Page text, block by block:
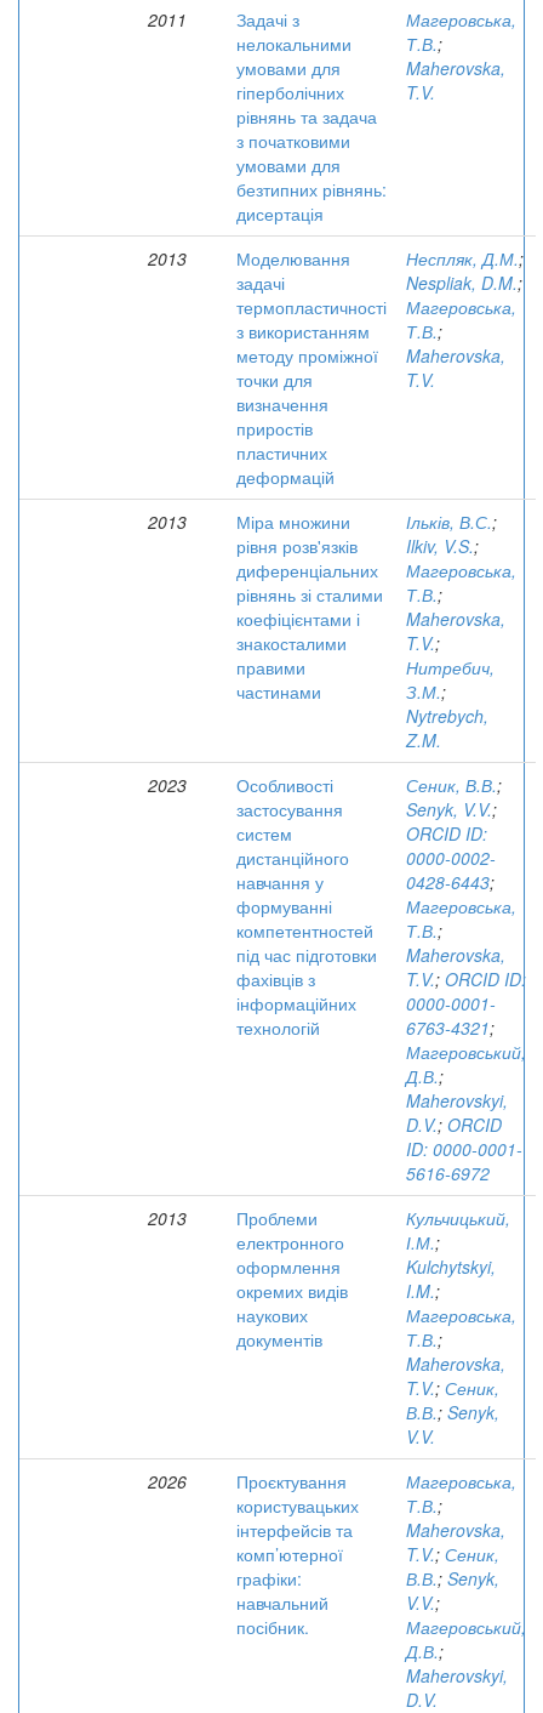
2011
Задачі з
нелокальними
умовами для
гіперболічних
рівнянь та задача
з початковими
умовами для
безтипних рівнянь:
дисертація
Магеровська,
Т.В.;
Maherovska,
T.V.
2013
Моделювання
задачі
термопластичності
з використанням
методу проміжної
точки для
визначення
приростів
пластичних
деформацій
Неспляк, Д.М.;
Nespliak, D.M.;
Магеровська,
Т.В.;
Maherovska,
T.V.
2013
Міра множини
рівня розв'язків
диференціальних
рівнянь зі сталими
коефіцієнтами і
знакосталими
правими
частинами
Ільків, В.С.;
Ilkiv, V.S.;
Магеровська,
Т.В.;
Maherovska,
T.V.;
Нитребич,
З.М.;
Nytrebych,
Z.M.
2023
Особливості
застосування
систем
дистанційного
навчання у
формуванні
компетентностей
під час підготовки
фахівців з
інформаційних
технологій
Сеник, В.В.;
Senyk, V.V.;
ORCID ID:
0000-0002-
0428-6443;
Магеровська,
Т.В.;
Maherovska,
T.V.; ORCID ID:
0000-0001-
6763-4321;
Магеровський,
Д.В.;
Maherovskyi,
D.V.; ORCID
ID: 0000-0001-
5616-6972
2013
Проблеми
електронного
оформлення
окремих видів
наукових
документів
Кульчицький,
І.М.;
Kulchytskyi,
I.M.;
Магеровська,
Т.В.;
Maherovska,
T.V.; Сеник,
В.В.; Senyk,
V.V.
2026
Проєктування
користувацьких
інтерфейсів та
комп’ютерної
графіки:
навчальний
посібник.
Магеровська,
Т.В.;
Maherovska,
T.V.; Сеник,
В.В.; Senyk,
V.V.;
Магеровський,
Д.В.;
Maherovskyi,
D.V.